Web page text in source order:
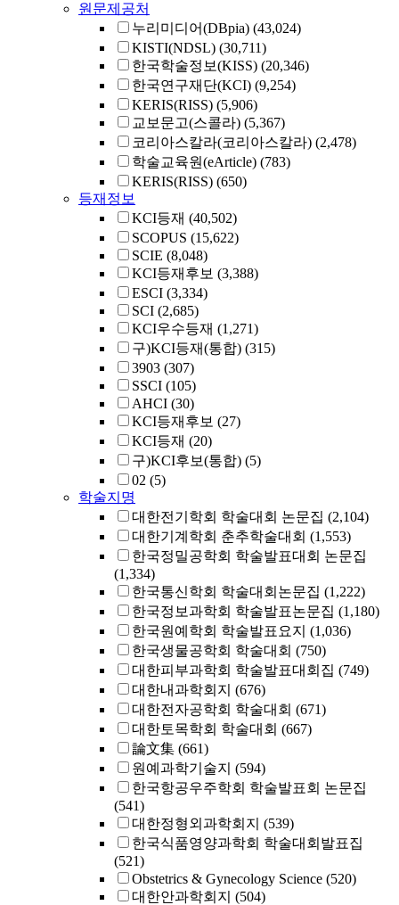
원문제공처
누리미디어(DBpia) (43,024)
KISTI(NDSL) (30,711)
한국학술정보(KISS) (20,346)
한국연구재단(KCI) (9,254)
KERIS(RISS) (5,906)
교보문고(스콜라) (5,367)
코리아스칼라(코리아스칼라) (2,478)
학술교육원(eArticle) (783)
KERIS(RISS) (650)
등재정보
KCI등재 (40,502)
SCOPUS (15,622)
SCIE (8,048)
KCI등재후보 (3,388)
ESCI (3,334)
SCI (2,685)
KCI우수등재 (1,271)
구)KCI등재(통합) (315)
3903 (307)
SSCI (105)
AHCI (30)
KCI등재후보 (27)
KCI등재 (20)
구)KCI후보(통합) (5)
02 (5)
학술지명
대한전기학회 학술대회 논문집 (2,104)
대한기계학회 춘추학술대회 (1,553)
한국정밀공학회 학술발표대회 논문집
(1,334)
한국통신학회 학술대회논문집 (1,222)
한국정보과학회 학술발표논문집 (1,180)
한국원예학회 학술발표요지 (1,036)
한국생물공학회 학술대회 (750)
대한피부과학회 학술발표대회집 (749)
대한내과학회지 (676)
대한전자공학회 학술대회 (671)
대한토목학회 학술대회 (667)
論文集 (661)
원예과학기술지 (594)
한국항공우주학회 학술발표회 논문집
(541)
대한정형외과학회지 (539)
한국식품영양과학회 학술대회발표집
(521)
Obstetrics & Gynecology Science (520)
대한안과학회지 (504)